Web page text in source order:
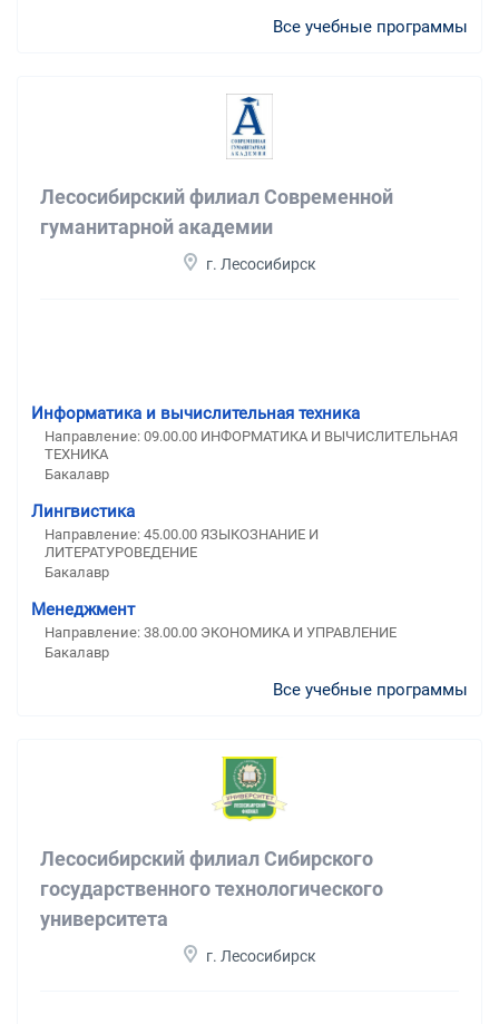
Все учебные программы
Лесосибирский филиал Современной
гуманитарной академии
г. Лесосибирск
Информатика и вычислительная техника
Направление: 09.00.00 ИНФОРМАТИКА И ВЫЧИСЛИТЕЛЬНАЯ
ТЕХНИКА
Бакалавр
Лингвистика
Направление: 45.00.00 ЯЗЫКОЗНАНИЕ И
ЛИТЕРАТУРОВЕДЕНИЕ
Бакалавр
Менеджмент
Направление: 38.00.00 ЭКОНОМИКА И УПРАВЛЕНИЕ
Бакалавр
Все учебные программы
Лесосибирский филиал Сибирского
государственного технологического
университета
г. Лесосибирск